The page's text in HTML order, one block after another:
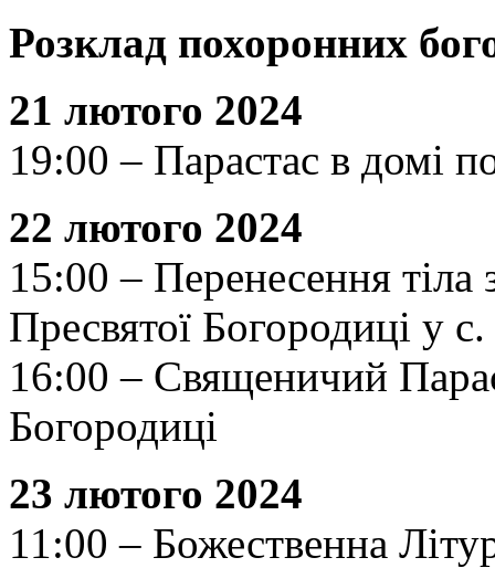
Розклад похоронних
21 лютого 2024
19:00 – Парастас в домі
22 лютого 2024
15:00 – Перенесення
Пресвятої Богородиці у
16:00 – Священичий
Богородиці
23 лютого 2024
11:00 – Божественна